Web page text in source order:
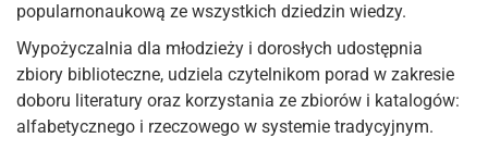
popularnonaukową ze wszystkich dziedzin wiedzy.
Wypożyczalnia dla młodzieży i dorosłych udostępnia
zbiory biblioteczne, udziela czytelnikom porad w zakresie
doboru literatury oraz korzystania ze zbiorów i katalogów:
alfabetycznego i rzeczowego w systemie tradycyjnym.